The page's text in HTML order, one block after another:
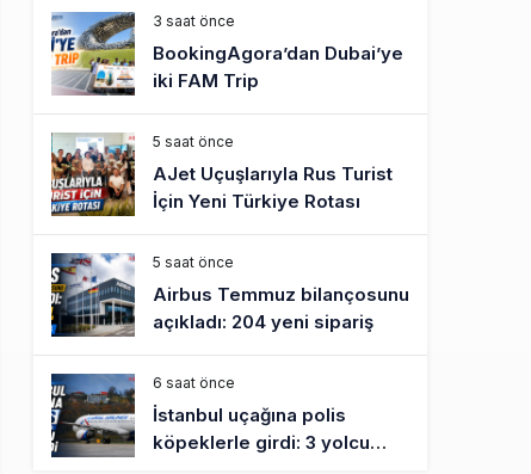
Çalışıyor!
3 saat önce
BookingAgora’dan Dubai’ye
iki FAM Trip
5 saat önce
AJet Uçuşlarıyla Rus Turist
İçin Yeni Türkiye Rotası
5 saat önce
Airbus Temmuz bilançosunu
açıkladı: 204 yeni sipariş
6 saat önce
İstanbul uçağına polis
köpeklerle girdi: 3 yolcu